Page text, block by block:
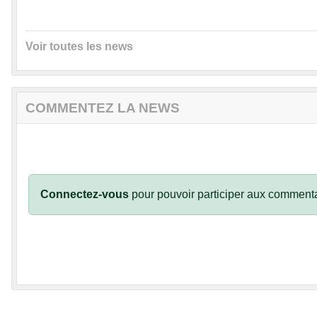
Voir toutes les news
COMMENTEZ LA NEWS
Connectez-vous pour pouvoir participer aux